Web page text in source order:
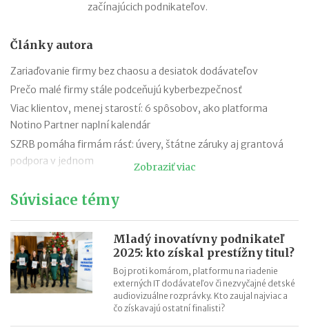
začínajúcich podnikateľov.
Články autora
Zariaďovanie firmy bez chaosu a desiatok dodávateľov
Prečo malé firmy stále podceňujú kyberbezpečnosť
Viac klientov, menej starostí: 6 spôsobov, ako platforma
Notino Partner naplní kalendár
SZRB pomáha firmám rásť: úvery, štátne záruky aj grantová
podpora v jednom
Časté chyby v účtovníctve a ako sa im vyhnúť vďaka
Revolúcia v doručovaní listov: výdajné boxy už nie sú len pre
balíky, poštu si vyzdvihnete kedykoľvek
Efektívny rast v roku 2026: Objavte potenciál AI aj na Kaufland
online trhovisku
Black Friday: Ako môžu slovenskí predajcovia využiť nákupnú
Zobraziť viac
Súvisiace témy
Mladý inovatívny podnikateľ
2025: kto získal prestížny titul?
Boj proti komárom, platformu na riadenie
externých IT dodávateľov či nezvyčajné detské
audiovizuálne rozprávky. Kto zaujal najviac a
čo získavajú ostatní finalisti?